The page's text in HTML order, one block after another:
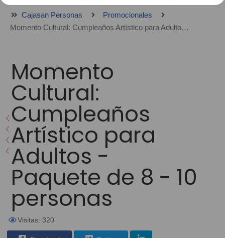
Cajasan Personas
Promocionales
Momento Cultural: Cumpleaños Artístico para Adultos - Paquete de 8 - 10 personas
Momento
Cultural:
Cumpleaños
Artístico para
Adultos -
Paquete de 8 - 10
personas
Visitas: 320